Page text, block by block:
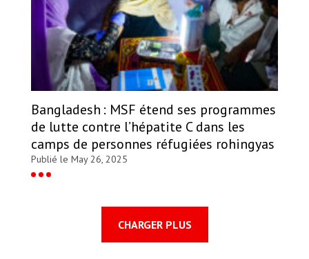
Bangladesh : MSF étend ses programmes
de lutte contre l’hépatite C dans les
camps de personnes réfugiées rohingyas
Publié le May 26, 2025
CHARGER PLUS